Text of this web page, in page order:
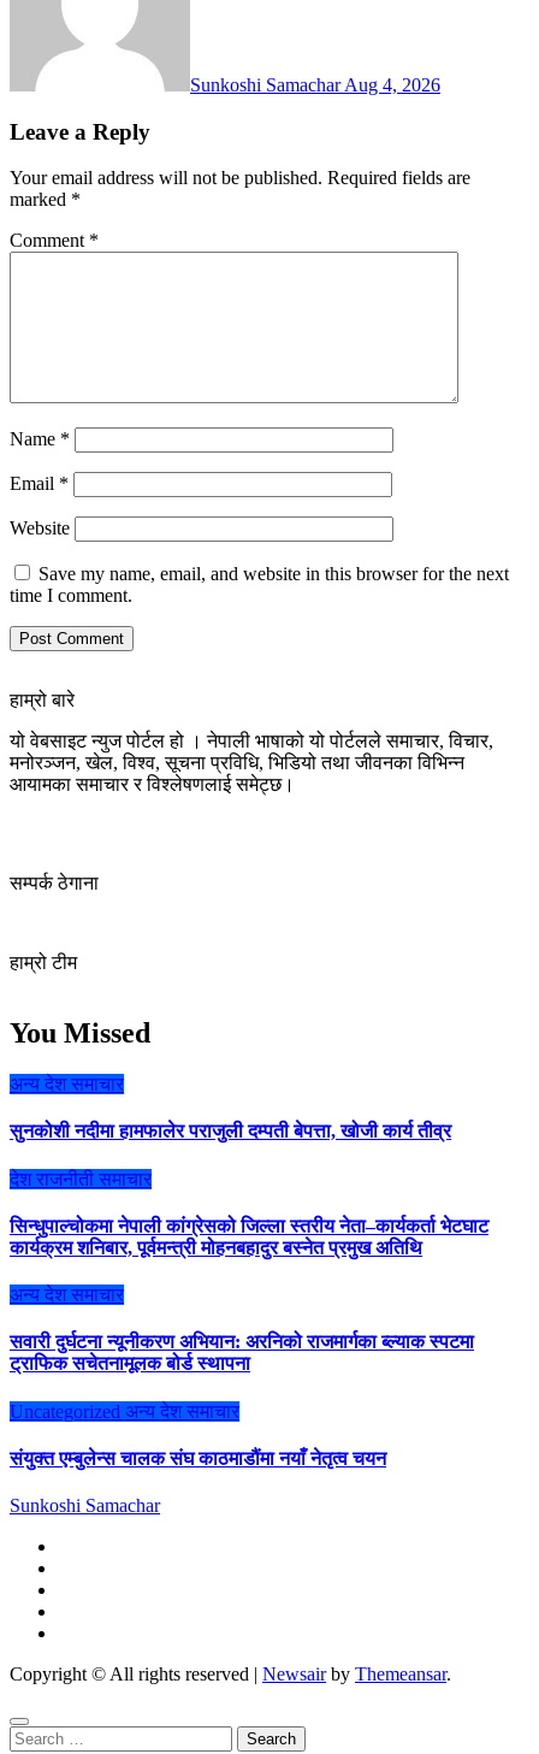
Sunkoshi SamacharAug 4, 2026
Leave a Reply
Your email address will not be published. Required fields are
marked *
Comment *
Name *
Email *
Website
Save my name, email, and website in this browser for the next
time I comment.
हाम्रो बारे
यो वेबसाइट न्युज पोर्टल हो । नेपाली भाषाको यो पोर्टलले समाचार, विचार,
मनोरञ्जन, खेल, विश्व, सूचना प्रविधि, भिडियो तथा जीवनका विभिन्न
आयामका समाचार र विश्लेषणलाई समेट्छ।
सम्पर्क ठेगाना
हाम्रो टीम
You Missed
अन्य देशसमाचार
सुनकोशी नदीमा हामफालेर पराजुली दम्पती बेपत्ता, खोजी कार्य तीव्र
देशराजनीती समाचार
सिन्धुपाल्चोकमा नेपाली कांग्रेसको जिल्ला स्तरीय नेता–कार्यकर्ता भेटघाट
कार्यक्रम शनिबार, पूर्वमन्त्री मोहनबहादुर बस्नेत प्रमुख अतिथि
अन्य देशसमाचार
सवारी दुर्घटना न्यूनीकरण अभियान: अरनिको राजमार्गका ब्ल्याक स्पटमा
ट्राफिक सचेतनामूलक बोर्ड स्थापना
Uncategorized अन्य देशसमाचार
संयुक्त एम्बुलेन्स चालक संघ काठमाडौंमा नयाँ नेतृत्व चयन
Sunkoshi Samachar
Copyright © All rights reserved | Newsairby Themeansar.
Search